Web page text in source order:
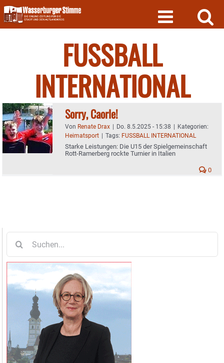
Skip
to
content
FUSSBALL
INTERNATIONAL
Sorry, Caorle!
Von Renate Drax | Do. 8.5.2025 - 15:38 | Kategorien:
Heimatsport | Tags: FUSSBALL INTERNATIONAL
Starke Leistungen: Die U15 der Spielgemeinschaft
Rott-Ramerberg rockte Turnier in Italien
0
nach: